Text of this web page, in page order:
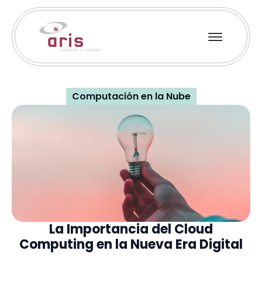
Computación en la Nube
La Importancia del Cloud
Computing en la Nueva Era Digital